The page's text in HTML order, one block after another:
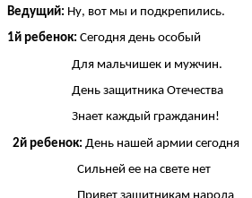
Ведущий: Ну, вот мы и подкрепились.
1й ребенок: Сегодня день особый
Для мальчишек и мужчин.
День защитника Отечества
Знает каждый гражданин!
2й ребенок: День нашей армии сегодня
Сильней ее на свете нет